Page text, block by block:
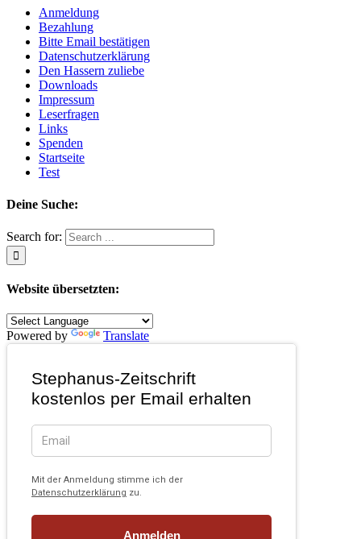
Anmeldung
Bezahlung
Bitte Email bestätigen
Datenschutzerklärung
Den Hassern zuliebe
Downloads
Impressum
Leserfragen
Links
Spenden
Startseite
Test
Deine Suche:
Search for:
Website übersetzten:
Powered by Translate